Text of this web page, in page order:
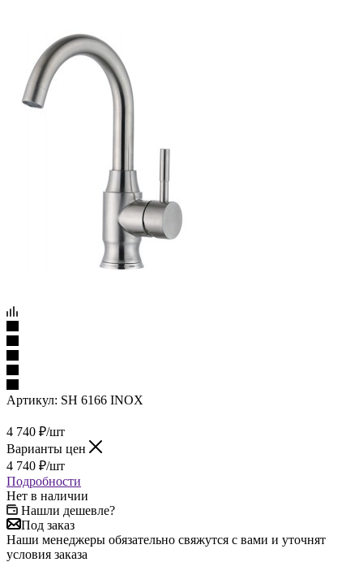
Артикул: SH 6166 INOX
4 740 ₽/шт
Варианты цен
4 740 ₽/шт
Подробности
Нет в наличии
Нашли дешевле?
Под заказ
Наши менеджеры обязательно свяжутся с вами и уточнят
условия заказа